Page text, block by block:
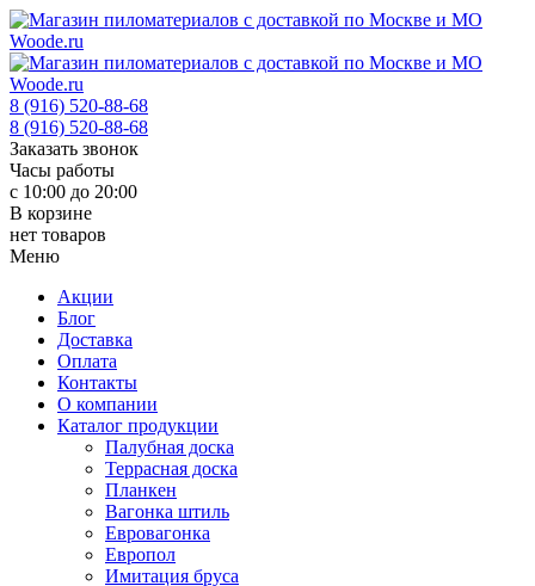
8 (916) 520-88-68
8 (916) 520-88-68
Заказать звонок
Часы работы
с 10:00 до 20:00
В корзине
нет товаров
Меню
Акции
Блог
Доставка
Оплата
Контакты
О компании
Каталог продукции
Палубная доска
Террасная доска
Планкен
Вагонка штиль
Евровагонка
Европол
Имитация бруса